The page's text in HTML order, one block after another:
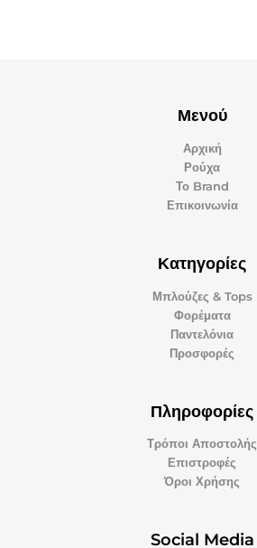
Μενού
Αρχική
Ρούχα
Το Brand
Επικοινωνία
Κατηγορίες
Μπλούζες & Tops
Φορέματα
Παντελόνια
Προσφορές
Πληροφορίες
Τρόποι Αποστολής
Επιστροφές
Όροι Χρήσης
Social Media